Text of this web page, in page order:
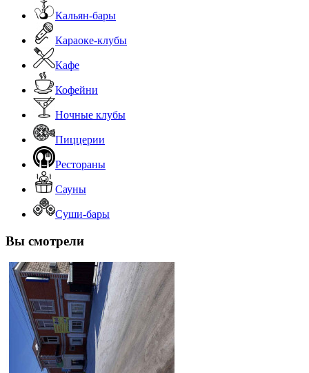
Кальян-бары
Караоке-клубы
Кафе
Кофейни
Ночные клубы
Пиццерии
Рестораны
Сауны
Суши-бары
Вы смотрели